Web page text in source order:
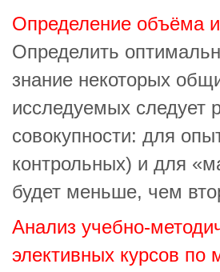
Определение объёма
Определить
знание некоторых
исследуемых следует
совокупности: для
контрольных) и для
будет меньше, чем
Анализ учебно-
элективных курсов по